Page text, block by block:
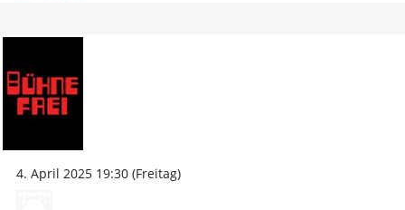
4. April 2025 19:30 (Freitag)